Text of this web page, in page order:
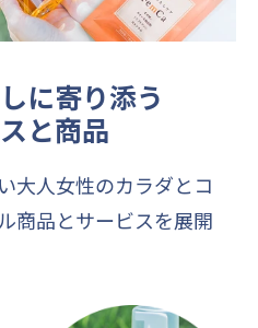
に寄り添う
と商品
大人女性のカラダとコ
商品とサービスを展開